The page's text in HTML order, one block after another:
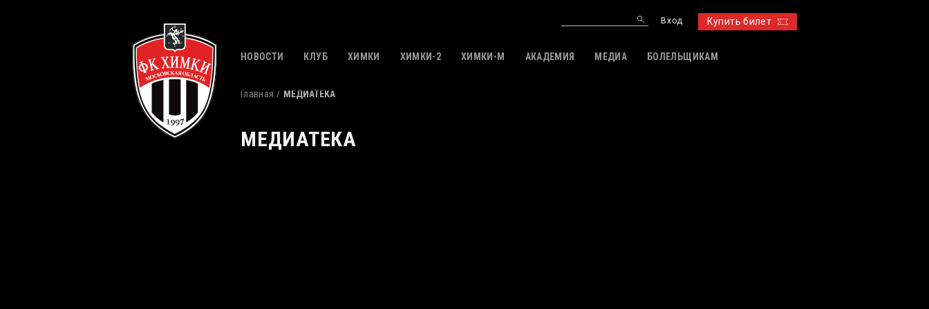
Купить билет
Вход
НОВОСТИ КЛУБ ХИМКИ ХИМКИ-2 ХИМКИ-M АКАДЕМИЯ МЕДИА БОЛЕЛЬЩИКАМ
Главная МЕДИАТЕКА
МЕДИАТЕКА